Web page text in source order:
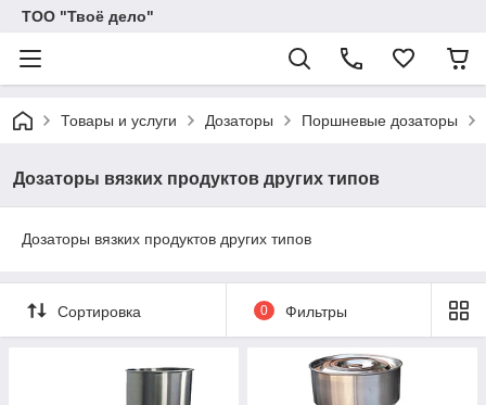
ТОО "Твоё дело"
Товары и услуги Дозаторы Поршневые дозаторы
Дозаторы вязких продуктов других типов
Дозаторы вязких продуктов других типов
Сортировка 0 Фильтры